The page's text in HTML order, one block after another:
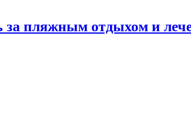
за пляжным отдыхом и